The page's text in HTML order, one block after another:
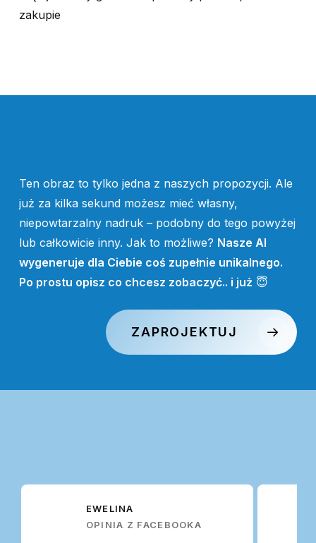
zakupie
Ten obraz to tylko jedna z naszych propozycji. Ale
już za kilka sekund możesz mieć własny,
niepowtarzalny nadruk – podobny do tego powyżej
lub całkowicie inny. Jak to możliwe? Nasze AI
wygeneruje dla Ciebie coś zupełnie unikalnego.
Po prostu opisz co chcesz zobaczyć.. i już 😇
ZAPROJEKTUJ
EWELINA
OPINIA Z FACEBOOKA